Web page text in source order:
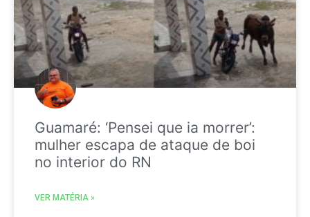
Guamaré: ‘Pensei que ia morrer’:
mulher escapa de ataque de boi
no interior do RN
VER MATÉRIA »